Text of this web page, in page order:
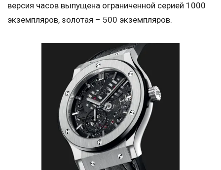
версия часов выпущена ограниченной серией 1000
экземпляров, золотая – 500 экземпляров.